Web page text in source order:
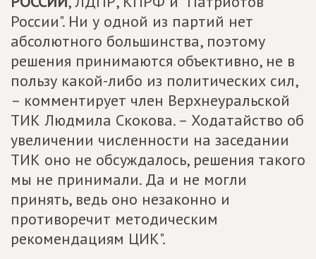
России". Ни у одной из партий нет
абсолютного большинства, поэтому
решения принимаются объективно, не в
пользу какой-либо из политических сил,
– комментирует член Верхнеуральской
ТИК Людмила Скокова. – Ходатайство об
увеличении численности на заседании
ТИК оно не обсуждалось, решения такого
мы не принимали. Да и не могли
принять, ведь оно незаконно и
противоречит методическим
рекомендациям ЦИК".